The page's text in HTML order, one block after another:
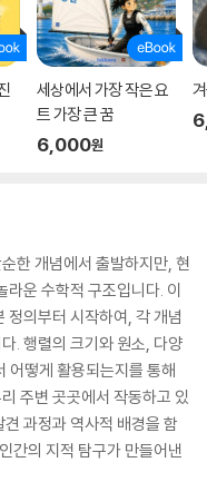
세상에서 가장 작은 요
트 가장 큰 꿈
6,000원
한 개념에서 출발하지만, 현
라운 수학적 구조입니다. 이
정의부터 시작하여, 각 개념
. 행렬의 크기와 원소, 다양
어떻게 활용되는지를 통해
주변 곳곳에서 작동하고 있
과정과 역사적 배경을 함
간의 지적 탐구가 만들어낸